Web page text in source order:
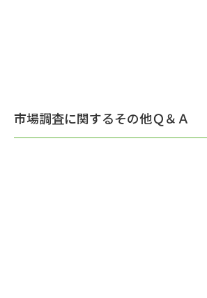
市場調査に関するその他Ｑ＆Ａ